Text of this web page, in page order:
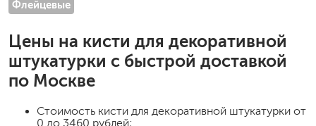
Флейцевые
Цены на кисти для декоративной
штукатурки с быстрой доставкой
по Москве
Стоимость кисти для декоративной штукатурки от
0 до 3460 рублей;